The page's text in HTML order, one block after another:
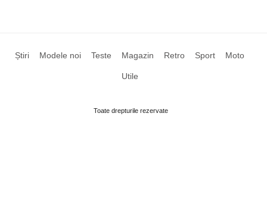
Știri Modele noi Teste Magazin Retro Sport Moto
Utile
Toate drepturile rezervate